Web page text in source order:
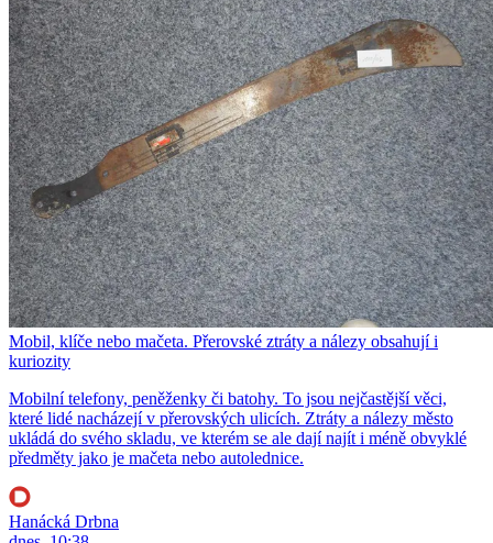
Mobil, klíče nebo mačeta. Přerovské ztráty a nálezy obsahují i
kuriozity
Mobilní telefony, peněženky či batohy. To jsou nejčastější věci,
které lidé nacházejí v přerovských ulicích. Ztráty a nálezy město
ukládá do svého skladu, ve kterém se ale dají najít i méně obvyklé
předměty jako je mačeta nebo autolednice.
Hanácká Drbna